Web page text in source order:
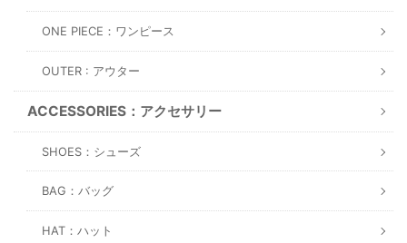
ONE PIECE：ワンピース
OUTER : アウター
ACCESSORIES：アクセサリー
SHOES：シューズ
BAG：バッグ
HAT：ハット